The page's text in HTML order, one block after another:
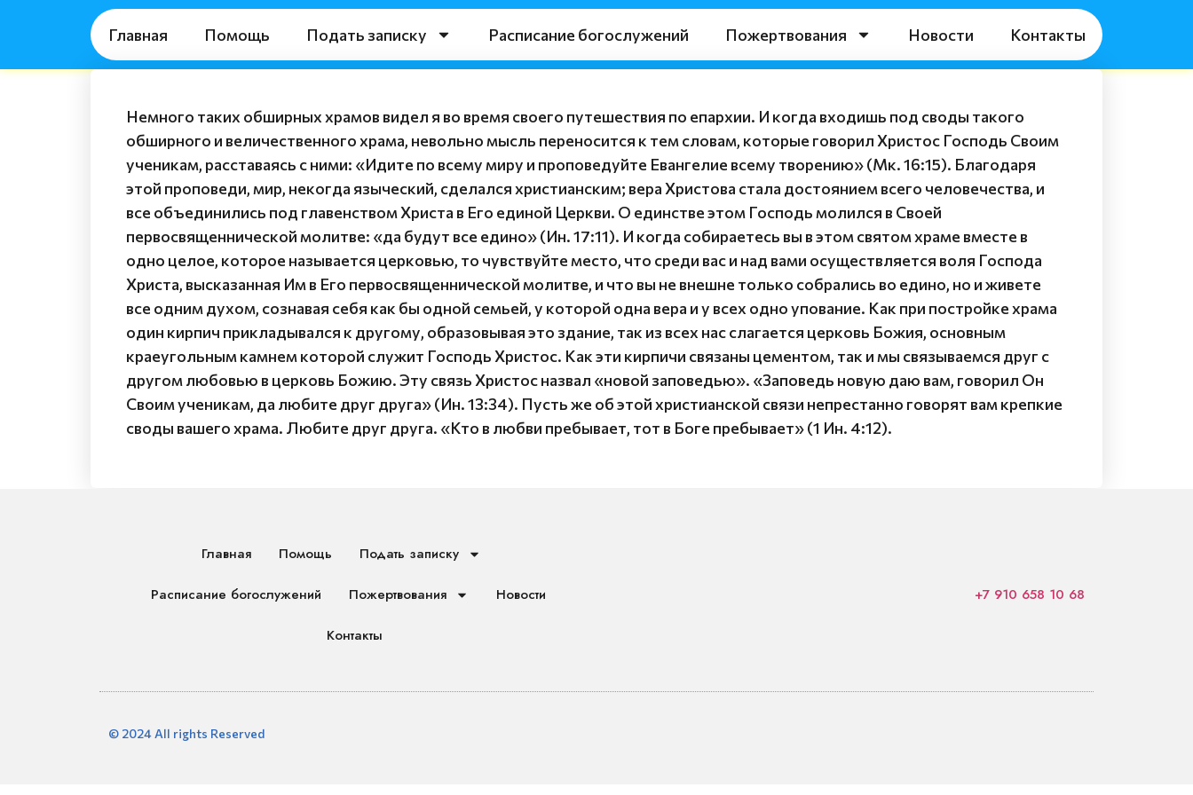
Главная Помощь Подать записку Расписание богослужений Пожертвования Новости Контакты
Немного таких обширных храмов видел я во время своего путешествия по епархии. И когда входишь под своды такого
обширного и величественного храма, невольно мысль переносится к тем словам, которые говорил Христос Господь Своим
ученикам, расставаясь с ними: «Идите по всему миру и проповедуйте Евангелие всему творению» (Мк. 16:15). Благодаря
этой проповеди, мир, некогда языческий, сделался христианским; вера Христова стала достоянием всего человечества, и
все объединились под главенством Христа в Его единой Церкви. О единстве этом Господь молился в Своей
первосвященнической молитве: «да будут все едино» (Ин. 17:11). И когда собираетесь вы в этом святом храме вместе в
одно целое, которое называется церковью, то чувствуйте место, что среди вас и над вами осуществляется воля Господа
Христа, высказанная Им в Его первосвященнической молитве, и что вы не внешне только собрались во едино, но и живете
все одним духом, сознавая себя как бы одной семьей, у которой одна вера и у всех одно упование. Как при постройке храма
один кирпич прикладывался к другому, образовывая это здание, так из всех нас слагается церковь Божия, основным
краеугольным камнем которой служит Господь Христос. Как эти кирпичи связаны цементом, так и мы связываемся друг с
другом любовью в церковь Божию. Эту связь Христос назвал «новой заповедью». «Заповедь новую даю вам, говорил Он
Своим ученикам, да любите друг друга» (Ин. 13:34). Пусть же об этой христианской связи непрестанно говорят вам крепкие
своды вашего храма. Любите друг друга. «Кто в любви пребывает, тот в Боге пребывает» (1 Ин. 4:12).
Главная Помощь Подать записку
Расписание богослужений Пожертвования Новости
Контакты
+7 910 658 10 68
© 2024 All rights Reserved